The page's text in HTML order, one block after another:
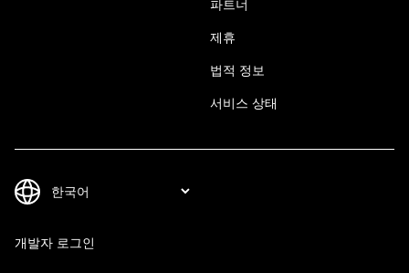
파트너
제휴
법적 정보
서비스 상태
개발자 로그인